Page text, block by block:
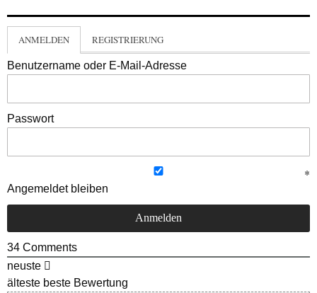
ANMELDEN REGISTRIERUNG
Benutzername oder E-Mail-Adresse
Passwort
Angemeldet bleiben
34 Comments
neuste
älteste beste Bewertung